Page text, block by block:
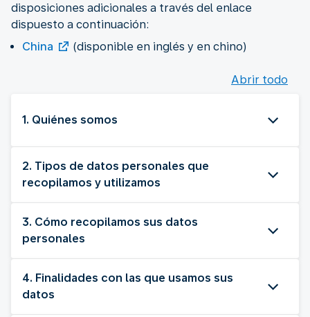
disposiciones adicionales a través del enlace
dispuesto a continuación:
China
(disponible en inglés y en chino)
Abrir todo
1. Quiénes somos
2. Tipos de datos personales que
recopilamos y utilizamos
3. Cómo recopilamos sus datos
personales
4. Finalidades con las que usamos sus
datos